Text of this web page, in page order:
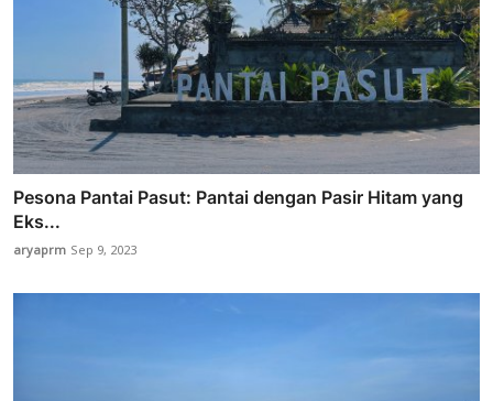
Pesona Pantai Pasut: Pantai dengan Pasir Hitam yang
Eks...
aryaprm Sep 9, 2023